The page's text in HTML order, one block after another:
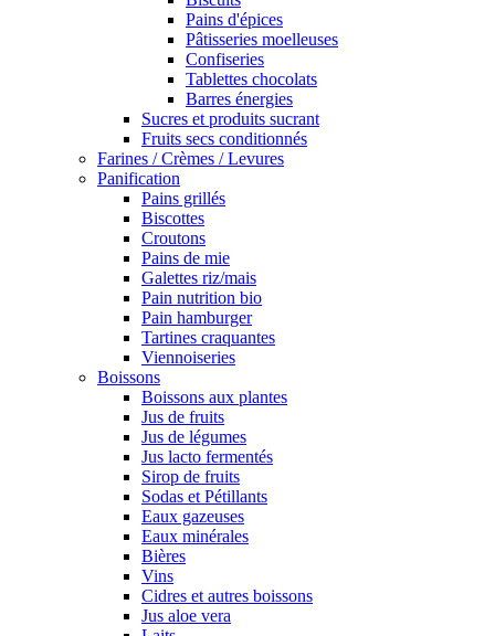
Pains d'épices
Pâtisseries moelleuses
Confiseries
Tablettes chocolats
Barres énergies
Sucres et produits sucrant
Fruits secs conditionnés
Farines / Crèmes / Levures
Panification
Pains grillés
Biscottes
Croutons
Pains de mie
Galettes riz/mais
Pain nutrition bio
Pain hamburger
Tartines craquantes
Viennoiseries
Boissons
Boissons aux plantes
Jus de fruits
Jus de légumes
Jus lacto fermentés
Sirop de fruits
Sodas et Pétillants
Eaux gazeuses
Eaux minérales
Bières
Vins
Cidres et autres boissons
Jus aloe vera